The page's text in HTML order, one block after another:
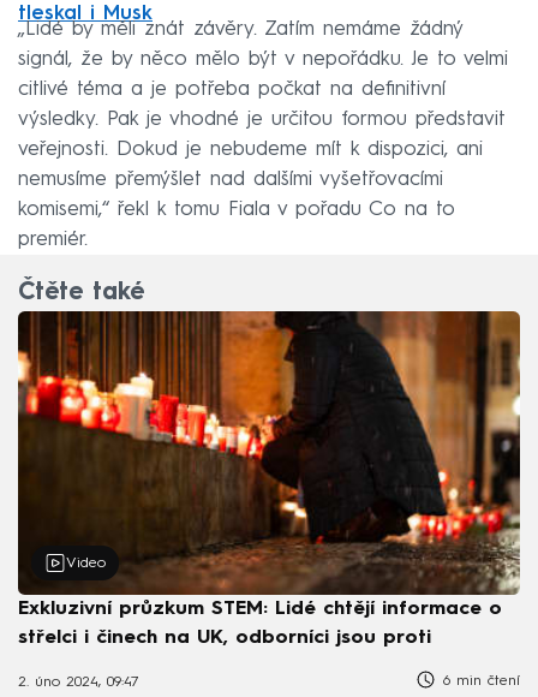
tleskal i Musk
„Lidé by měli znát závěry. Zatím nemáme žádný
signál, že by něco mělo být v nepořádku. Je to velmi
citlivé téma a je potřeba počkat na definitivní
výsledky. Pak je vhodné je určitou formou představit
veřejnosti. Dokud je nebudeme mít k dispozici, ani
nemusíme přemýšlet nad dalšími vyšetřovacími
komisemi,“ řekl k tomu Fiala v pořadu Co na to
premiér.
Čtěte také
Video
Exkluzivní průzkum STEM: Lidé chtějí informace o
střelci i činech na UK, odborníci jsou proti
2. úno 2024, 09:47 6 min čtení